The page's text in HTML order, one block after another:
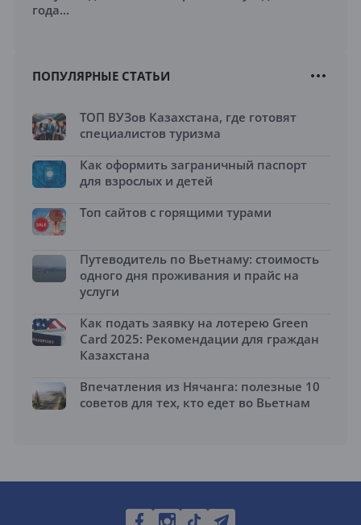
года...
ПОПУЛЯРНЫЕ СТАТЬИ
ТОП ВУЗов Казахстана, где готовят
специалистов туризма
Как оформить заграничный паспорт
для взрослых и детей
Топ сайтов с горящими турами
Путеводитель по Вьетнаму: стоимость
одного дня проживания и прайс на
услуги
Как подать заявку на лотерею Green
Card 2025: Рекомендации для граждан
Казахстана
Впечатления из Нячанга: полезные 10
советов для тех, кто едет во Вьетнам